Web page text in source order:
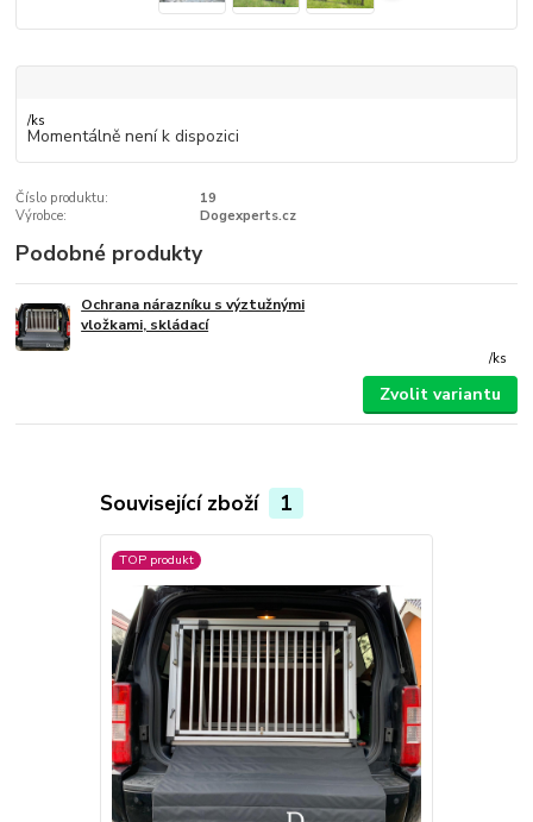
/ks
Momentálně není k dispozici
Číslo produktu:
19
Výrobce:
Dogexperts.cz
Podobné produkty
Ochrana nárazníku s výztužnými
vložkami, skládací
/ks
Zvolit variantu
Související zboží 1
TOP produkt